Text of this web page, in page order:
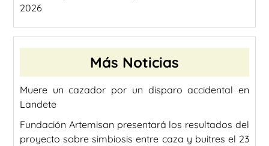
2026
Más Noticias
Muere un cazador por un disparo accidental en
Landete
Fundación Artemisan presentará los resultados del
proyecto sobre simbiosis entre caza y buitres el 23